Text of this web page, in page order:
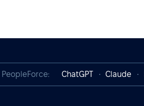
ChatGPT Claude